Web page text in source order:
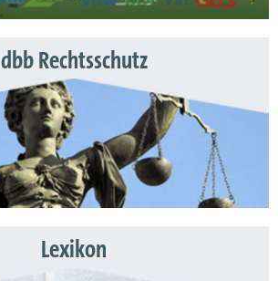
dbb Rechtsschutz
Lexikon